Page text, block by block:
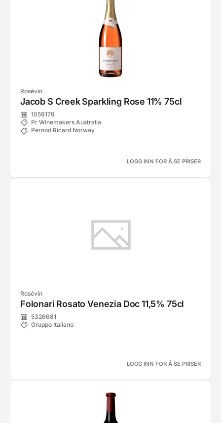
Rosévin
Jacob S Creek Sparkling Rose 11% 75cl
1059179
Pr Winemakers Australia
Pernod Ricard Norway
LOGG INN FOR Å SE PRISER
Rosévin
Folonari Rosato Venezia Doc 11,5% 75cl
5326681
Gruppo Italiano
LOGG INN FOR Å SE PRISER